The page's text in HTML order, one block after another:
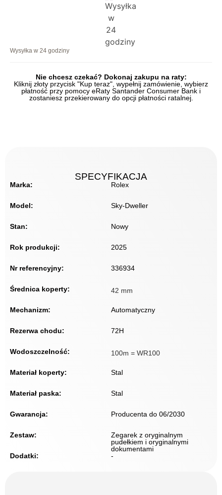
Wysyłka w 24 godziny
Nie chcesz czekać? Dokonaj zakupu na raty:
Kliknij złoty przycisk "Kup teraz", wypełnij zamówienie, wybierz
płatność przy pomocy eRaty Santander Consumer Bank i
zostaniesz przekierowany do opcji płatności ratalnej.
SPECYFIKACJA
Marka: Rolex
Model: Sky-Dweller
Stan: Nowy
Rok produkcji: 2025
Nr referencyjny: 336934
Średnica koperty: 42 mm
Mechanizm: Automatyczny
Rezerwa chodu: 72H
Wodoszczelność: 100m = WR100
Materiał koperty: Stal
Materiał paska: Stal
Gwarancja: Producenta do 06/2030
Zestaw:
Zegarek z oryginalnym
pudełkiem i oryginalnymi
dokumentami
Dodatki:
-